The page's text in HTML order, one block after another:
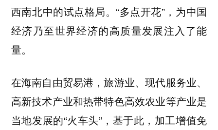
西南北中的试点格局。“多点开花”，为中国
经济乃至世界经济的高质量发展注入了能
量。
在海南自由贸易港，旅游业、现代服务业、
高新技术产业和热带特色高效农业等产业是
当地发展的“火车头”，基于此，加工增值免